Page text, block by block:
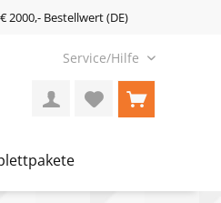
2000,- Bestellwert (DE)
Service/Hilfe